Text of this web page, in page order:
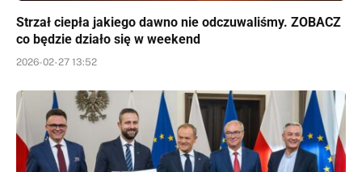
Strzał ciepła jakiego dawno nie odczuwaliśmy. ZOBACZ
co będzie działo się w weekend
2026-02-27 13:52